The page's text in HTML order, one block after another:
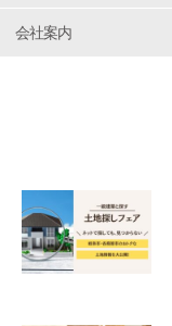
会社案内